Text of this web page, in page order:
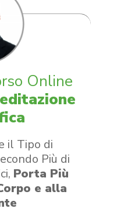
Online
il Tipo di
Più di
Porta Più
e alla